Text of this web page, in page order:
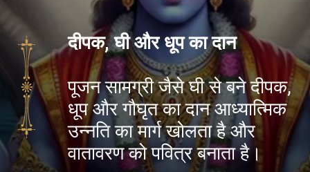
दीपक, घी और धूप का दान
पूजन सामग्री जैसे घी से बने दीपक,
धूप और गौघृत का दान आध्यात्मिक
उन्नति का मार्ग खोलता है और
वातावरण को पवित्र बनाता है।